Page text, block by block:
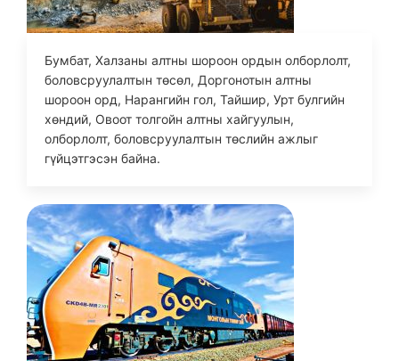
Бумбат, Халзаны алтны шороон ордын олборлолт,
боловсруулалтын төсөл, Доргонотын алтны
шороон орд, Нарангийн гол, Тайшир, Урт булгийн
хөндий, Овоот толгойн алтны хайгуулын,
олборлолт, боловсруулалтын төслийн ажлыг
гүйцэтгэсэн байна.